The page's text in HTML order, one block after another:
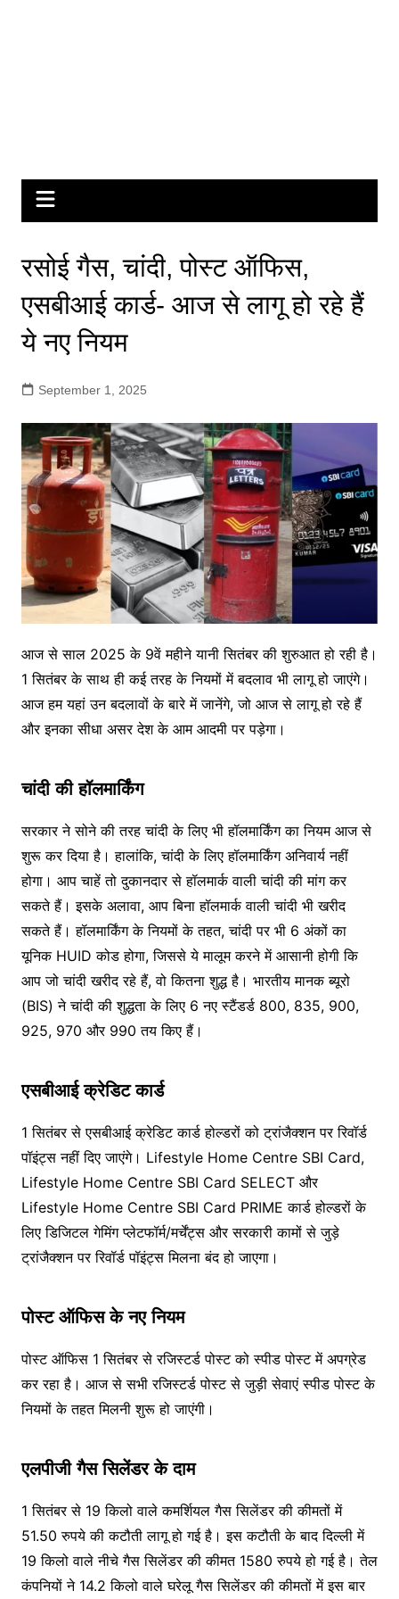
रसोई गैस, चांदी, पोस्ट ऑफिस,
एसबीआई कार्ड- आज से लागू हो रहे हैं
ये नए नियम
September 1, 2025
आज से साल 2025 के 9वें महीने यानी सितंबर की शुरुआत हो रही है।
1 सितंबर के साथ ही कई तरह के नियमों में बदलाव भी लागू हो जाएंगे।
आज हम यहां उन बदलावों के बारे में जानेंगे, जो आज से लागू हो रहे हैं
और इनका सीधा असर देश के आम आदमी पर पड़ेगा।
चांदी की हॉलमार्किंग
सरकार ने सोने की तरह चांदी के लिए भी हॉलमार्किंग का नियम आज से
शुरू कर दिया है। हालांकि, चांदी के लिए हॉलमार्किंग अनिवार्य नहीं
होगा। आप चाहें तो दुकानदार से हॉलमार्क वाली चांदी की मांग कर
सकते हैं। इसके अलावा, आप बिना हॉलमार्क वाली चांदी भी खरीद
सकते हैं। हॉलमार्किंग के नियमों के तहत, चांदी पर भी 6 अंकों का
यूनिक HUID कोड होगा, जिससे ये मालूम करने में आसानी होगी कि
आप जो चांदी खरीद रहे हैं, वो कितना शुद्ध है। भारतीय मानक ब्यूरो
(BIS) ने चांदी की शुद्धता के लिए 6 नए स्टैंडर्ड 800, 835, 900,
925, 970 और 990 तय किए हैं।
एसबीआई क्रेडिट कार्ड
1 सितंबर से एसबीआई क्रेडिट कार्ड होल्डरों को ट्रांजैक्शन पर रिवॉर्ड
पॉइंट्स नहीं दिए जाएंगे। Lifestyle Home Centre SBI Card,
Lifestyle Home Centre SBI Card SELECT और
Lifestyle Home Centre SBI Card PRIME कार्ड होल्डरों के
लिए डिजिटल गेमिंग प्लेटफॉर्म/मर्चेंट्स और सरकारी कामों से जुड़े
ट्रांजैक्शन पर रिवॉर्ड पॉइंट्स मिलना बंद हो जाएगा।
पोस्ट ऑफिस के नए नियम
पोस्ट ऑफिस 1 सितंबर से रजिस्टर्ड पोस्ट को स्पीड पोस्ट में अपग्रेड
कर रहा है। आज से सभी रजिस्टर्ड पोस्ट से जुड़ी सेवाएं स्पीड पोस्ट के
नियमों के तहत मिलनी शुरू हो जाएंगी।
एलपीजी गैस सिलेंडर के दाम
1 सितंबर से 19 किलो वाले कमर्शियल गैस सिलेंडर की कीमतों में
51.50 रुपये की कटौती लागू हो गई है। इस कटौती के बाद दिल्ली में
19 किलो वाले नीचे गैस सिलेंडर की कीमत 1580 रुपये हो गई है। तेल
कंपनियों ने 14.2 किलो वाले घरेलू गैस सिलेंडर की कीमतों में इस बार